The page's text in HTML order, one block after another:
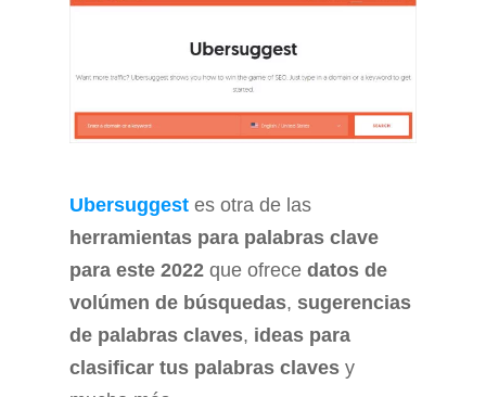
Ubersuggest es otra de las
herramientas para palabras clave
para este 2022 que ofrece datos de
volúmen de búsquedas, sugerencias
de palabras claves, ideas para
clasificar tus palabras claves y